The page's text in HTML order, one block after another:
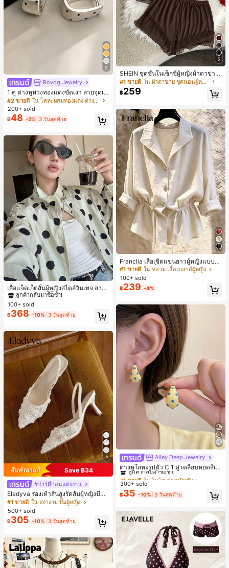
9
Rovog Jewelry
1 คู่ ต่างหูห่วงทองแดงขัดเงา ลายจุดเร
ขาคณิตสไตล์มินิมอล เหมาะสำหรับสว
มใส่ประจำวันแบบสบายๆ สำหรับผู้หญิง
#2 ขายดี
ใน โลหะผสมทองแดง ต่างหูผู้หญิง
200+ sold
฿48 -2% 3 วันสุดท้าย
เสื้อแจ็คเก็ตสั้นผู้หญิงสไตล์วินเทจ ลายจุ
ดขนาดใหญ่ คอตั้ง เอวเข้ารูป แขนพอง
ทรงหลวม แฟชั่นอเนกประสงค์ สำหรับใ
ส่ประจำวันและไปเที่ยวพักผ่อน
#1 ขายดี
ใน กระเป๋า เสื้อคลุมลำลอง
ลูกค้ากลับมาซื้อซ้ำ!
#1 ขายดี ใน กระเป๋า เสื้อคลุมลำลอง
ลูกค้ากลับมาซื้อซ้ำ!
#1 ขายดี ใน กระเป๋า เสื้อคลุมลำลอง
ลูกค้ากลับมาซื้อซ้ำ!
#1 ขายดี ใน กระเป๋า เสื้อคลุมลำลอง
100+ sold
฿368 -10% 3 วันสุดท้าย
5
Save ฿34
#ปาร์ตี้ก่อนแต่งงาน
Eladyva รองเท้าส้นสูงรัดส้นผู้หญิงมีดอ
กไม้ประดับตาข่ายเสริมและสามารถสว
มได้สองแบบ ส้นสูง 7 ซม. รูปแบบโรมัน
หรูหรา ส้นเข็ม ลุคเทพนิยาย
#1 ขายดี ใน สง่างาม ปั๊มผู้หญิง
500+ sold
฿305 -10% 3 วันสุดท้าย
5
SHEIN ชุดชั้นในเซ็กซี่ผู้หญิงผ้าตาข่าย
มีโครงคัพบาง
#1 ขายดี ใน ผ้าตาข่าย ชุดนอนผู้หญิง
฿259
Franclia เสื้อเชิ้ตแขนยาวผู้หญิงแบบห
ลวมทรงสลัชชี่ลำลอง มีเชือกรูด ช่วยพร
างหุ่น
#1 ขายดี ใน หลวม เสื้อเบลาส์ผู้หญิง
100+ sold
฿239 -4%
Alley Deep Jewelry
ต่างหูโลหะรูปตัว C 1 คู่ เคลือบหยดสีเห
ลือง ลายจุดสีน้ำเงิน สไตล์ยุโรปและอเม
ริกัน แฟชั่นส่วนตัว หวานและสง่างาม
สำหรับผู้หญิงและเด็กหญิง สำหรับการเ
ดินทาง งานแต่งงาน ปาร์ตี้ วันเกิด ของ
#1 ขายดี ใน โบโฮ ต่างหูผู้หญิง
ลูกค้ากลับมาซื้อซ้ำ!
เกือบหมดแล้ว!
#1 ขายดี ใน โบโฮ ต่างหูผู้หญิง
ลูกค้ากลับมาซื้อซ้ำ!
เกือบหมดแล้ว!
#1 ขายดี ใน โบโฮ ต่างหูผู้หญิง
ลูกค้ากลับมาซื้อซ้ำ!
เกือบหมดแล้ว!
#1 ขายดี ใน โบโฮ ต่างหูผู้หญิง
เกือบหมดแล้ว!
300+ sold
฿35 -10% 3 วันสุดท้าย